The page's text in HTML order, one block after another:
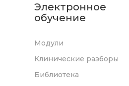
Электронное
обучение
Модули
Клинические разборы
Библиотека